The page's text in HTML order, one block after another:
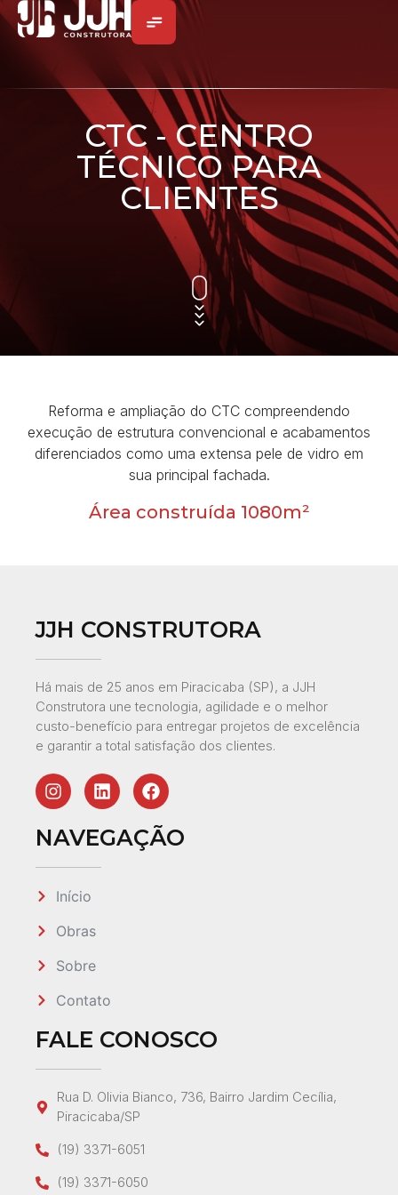
CTC - CENTRO
TÉCNICO PARA
CLIENTES
Reforma e ampliação do CTC compreendendo
execução de estrutura convencional e acabamentos
diferenciados como uma extensa pele de vidro em
sua principal fachada.
Área construída 1080m²
JJH CONSTRUTORA
Há mais de 25 anos em Piracicaba (SP), a JJH
Construtora une tecnologia, agilidade e o melhor
custo-benefício para entregar projetos de excelência
e garantir a total satisfação dos clientes.
NAVEGAÇÃO
Início
Obras
Sobre
Contato
FALE CONOSCO
Rua D. Olivia Bianco, 736, Bairro Jardim Cecília,
Piracicaba/SP
(19) 3371-6051
(19) 3371-6050